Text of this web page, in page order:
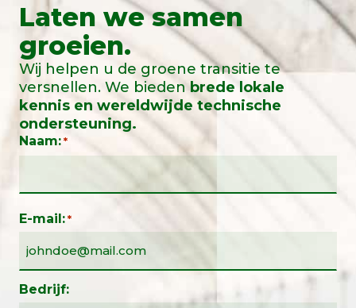
Laten we samen
groeien.
Wij helpen u de groene transitie te
versnellen. We bieden brede lokale
kennis en wereldwijde technische
ondersteuning.
Naam: *
E-mail: *
Bedrijf: